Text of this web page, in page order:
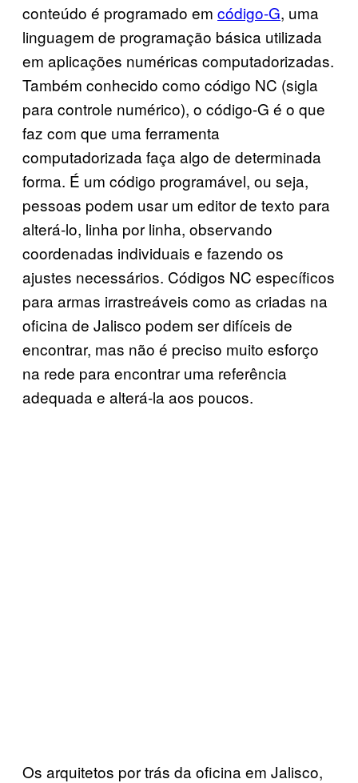
conteúdo é programado em código-G, uma
linguagem de programação básica utilizada
em aplicações numéricas computadorizadas.
Também conhecido como código NC (sigla
para controle numérico), o código-G é o que
faz com que uma ferramenta
computadorizada faça algo de determinada
forma. É um código programável, ou seja,
pessoas podem usar um editor de texto para
alterá-lo, linha por linha, observando
coordenadas individuais e fazendo os
ajustes necessários. Códigos NC específicos
para armas irrastreáveis como as criadas na
oficina de Jalisco podem ser difíceis de
encontrar, mas não é preciso muito esforço
na rede para encontrar uma referência
adequada e alterá-la aos poucos.
Os arquitetos por trás da oficina em Jalisco,